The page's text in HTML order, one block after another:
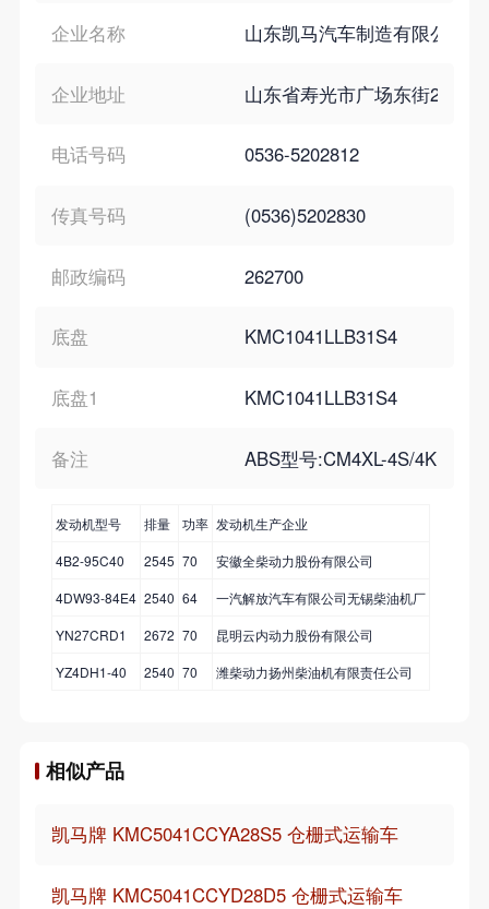
企业名称 山东凯马汽车制造有限公司
企业地址 山东省寿光市广场东街288号
电话号码 0536-5202812
传真号码 (0536)5202830
邮政编码 262700
底盘 KMC1041LLB31S4
底盘1 KMC1041LLB31S4
备注 ABS型号:CM4XL-4S/4K(4S/
发动机型号 排量 功率 发动机生产企业
4B2-95C40
2545 70
安徽全柴动力股份有限公司
4DW93-84E4 2540 64
一汽解放汽车有限公司无锡柴油机厂
YN27CRD1
2672 70
昆明云内动力股份有限公司
YZ4DH1-40
2540 70 潍柴动力扬州柴油机有限责任公司
相似产品
凯马牌 KMC5041CCYA28S5 仓栅式运输车
凯马牌 KMC5041CCYD28D5 仓栅式运输车